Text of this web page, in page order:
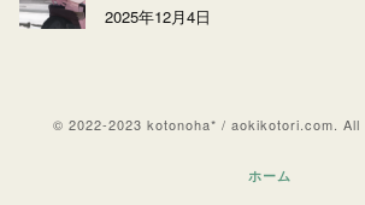
2025年12月4日
© 2022-2023 kotonoha* / aokikotori.com. All
ホーム